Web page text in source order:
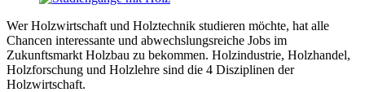
Wer Holzwirtschaft und Holztechnik studieren möchte, hat alle
Chancen interessante und abwechslungsreiche Jobs im
Zukunftsmarkt Holzbau zu bekommen. Holzindustrie, Holzhandel,
Holzforschung und Holzlehre sind die 4 Disziplinen der
Holzwirtschaft.